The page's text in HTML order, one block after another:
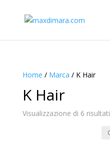
Home / Marca / K Hair
K Hair
Visualizzazione di 6 risultati